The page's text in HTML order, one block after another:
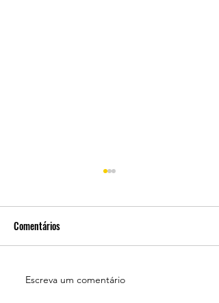
Varig! Varig! Varig!
Comentários
Escreva um comentário